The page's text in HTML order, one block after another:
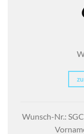
Wunsch-Nr.: